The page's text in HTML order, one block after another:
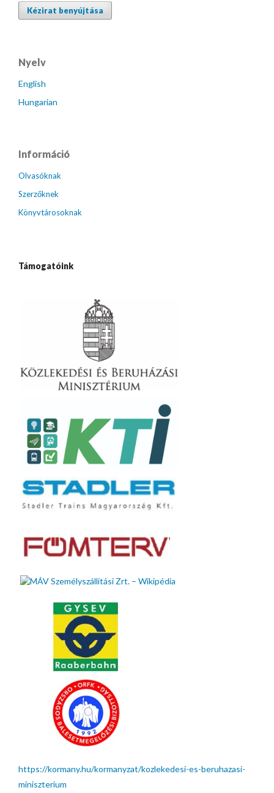
Kézirat benyújtása
Nyelv
English
Hungarian
Információ
Olvasóknak
Szerzőknek
Könyvtárosoknak
Támogatóink
https://kormany.hu/kormanyzat/kozlekedesi-es-beruhazasi-
miniszterium